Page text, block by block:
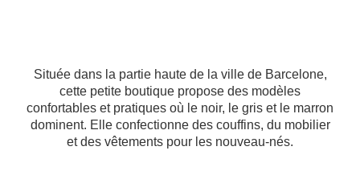
Située dans la partie haute de la ville de Barcelone,
cette petite boutique propose des modèles
confortables et pratiques où le noir, le gris et le marron
dominent. Elle confectionne des couffins, du mobilier
et des vêtements pour les nouveau-nés.